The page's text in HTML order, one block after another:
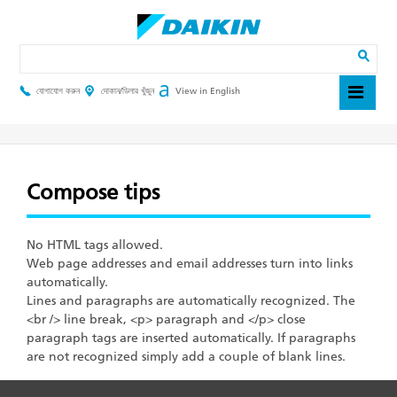
Header
যোগাযোগ করুন দোকান/ডিলার খুঁজুন View in English
Compose tips
No HTML tags allowed.
Web page addresses and email addresses turn into links
automatically.
Lines and paragraphs are automatically recognized. The
<br /> line break, <p> paragraph and </p> close
paragraph tags are inserted automatically. If paragraphs
are not recognized simply add a couple of blank lines.